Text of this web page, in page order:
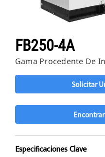
FB250-4A
Gama Procedente De
Solicitar
Especificaciones Clave